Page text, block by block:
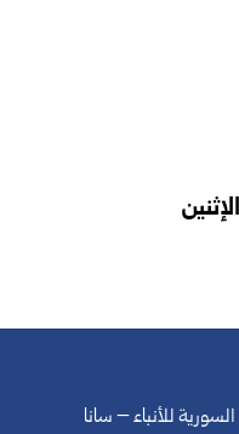
السورية للأنباء – سانا